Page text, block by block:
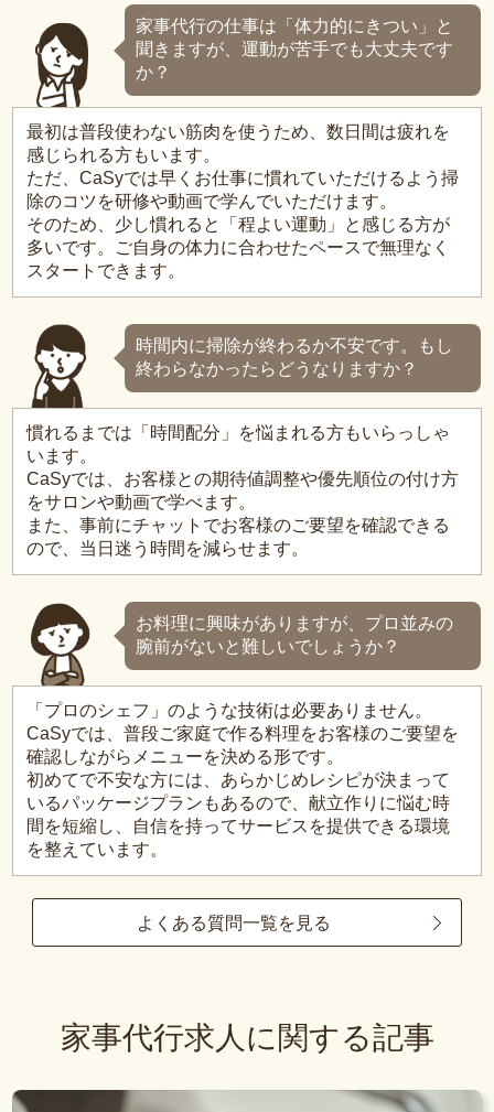
家事代行の仕事は「体力的にきつい」と
聞きますが、運動が苦手でも大丈夫です
か？
最初は普段使わない筋肉を使うため、数日間は疲れを
感じられる方もいます。
ただ、CaSyでは早くお仕事に慣れていただけるよう掃
除のコツを研修や動画で学んでいただけます。
そのため、少し慣れると「程よい運動」と感じる方が
多いです。ご自身の体力に合わせたペースで無理なく
スタートできます。
時間内に掃除が終わるか不安です。もし
終わらなかったらどうなりますか？
慣れるまでは「時間配分」を悩まれる方もいらっしゃ
います。
CaSyでは、お客様との期待値調整や優先順位の付け方
をサロンや動画で学べます。
また、事前にチャットでお客様のご要望を確認できる
ので、当日迷う時間を減らせます。
お料理に興味がありますが、プロ並みの
腕前がないと難しいでしょうか？
「プロのシェフ」のような技術は必要ありません。
CaSyでは、普段ご家庭で作る料理をお客様のご要望を
確認しながらメニューを決める形です。
初めてで不安な方には、あらかじめレシピが決まって
いるパッケージプランもあるので、献立作りに悩む時
間を短縮し、自信を持ってサービスを提供できる環境
を整えています。
よくある質問一覧を見る
家事代行求人に関する記事